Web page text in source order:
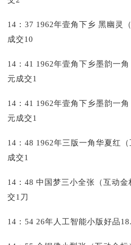
14：37 1962年壹角下乡 黑幽灵
成交10
14：41 1962年壹角下乡墨韵一
元成交1
14：41 1962年壹角下乡墨韵一
元成交1
14：48 1962年三版一角华夏红
成交1
14：48 中国梦三小全张（互动
交1刀
14：54 26年人工智能小版好品